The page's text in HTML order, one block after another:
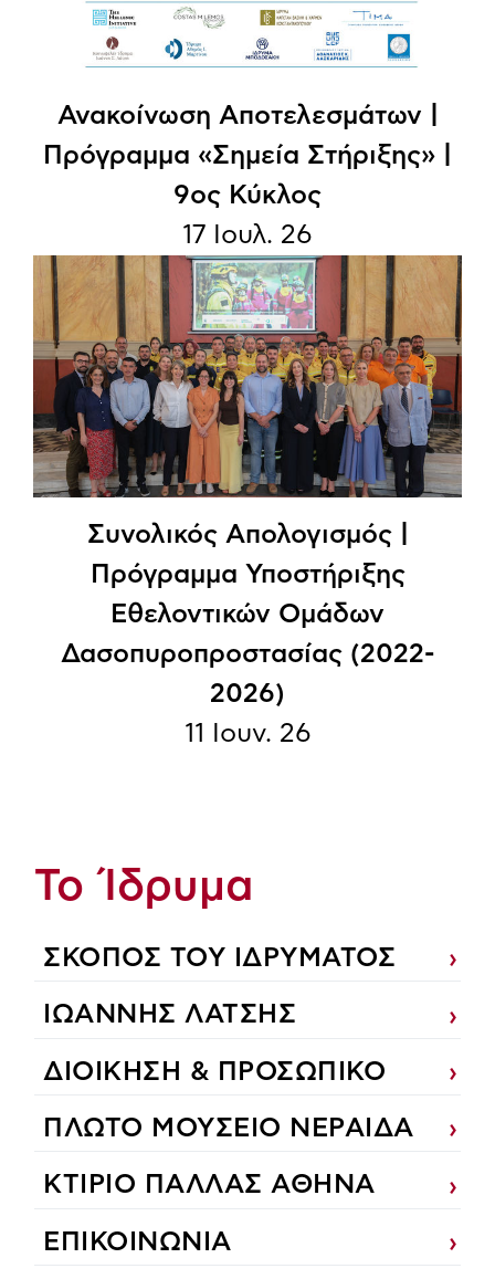
Ανακοίνωση Aποτελεσμάτων |
Πρόγραμμα «Σημεία Στήριξης» |
9ος Κύκλος
17 Ιουλ. 26
Συνολικός Απολογισμός |
Πρόγραμμα Υποστήριξης
Εθελοντικών Ομάδων
Δασοπυροπροστασίας (2022-
2026)
11 Ιουν. 26
Το Ίδρυμα
ΣΚΟΠΟΣ ΤΟΥ ΙΔΡΥΜΑΤΟΣ
ΙΩΑΝΝΗΣ ΛΑΤΣΗΣ
ΔΙΟΙΚΗΣΗ & ΠΡΟΣΩΠΙΚΟ
ΠΛΩΤΟ ΜΟΥΣΕΙΟ ΝΕΡΑΙΔΑ
ΚΤΙΡΙΟ ΠΑΛΛΑΣ ΑΘΗΝΑ
ΕΠΙΚΟΙΝΩΝΙΑ